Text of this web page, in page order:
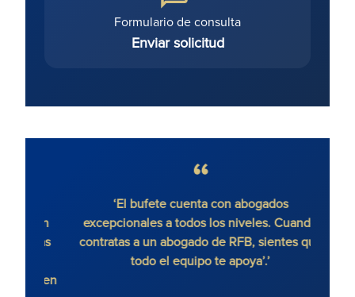
Formulario de consulta
Enviar solicitud
‘El bufete cuenta con abogados
excepcionales a todos los niveles. Cuando
contratas a un abogado de RFB, sientes que
todo el equipo te apoya’.’